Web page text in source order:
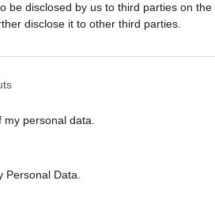
be disclosed by us to third parties on the
disclose it to other third parties.
personal data.
Data.
llamó a “celebrar este
para que el PP retire
materno para las
“La ley actual deja este
a no ser que
la lectura del manifiesto, y
violencia intrafamiliar,
o desamparo. “El cambio
opinión de la menor no sea